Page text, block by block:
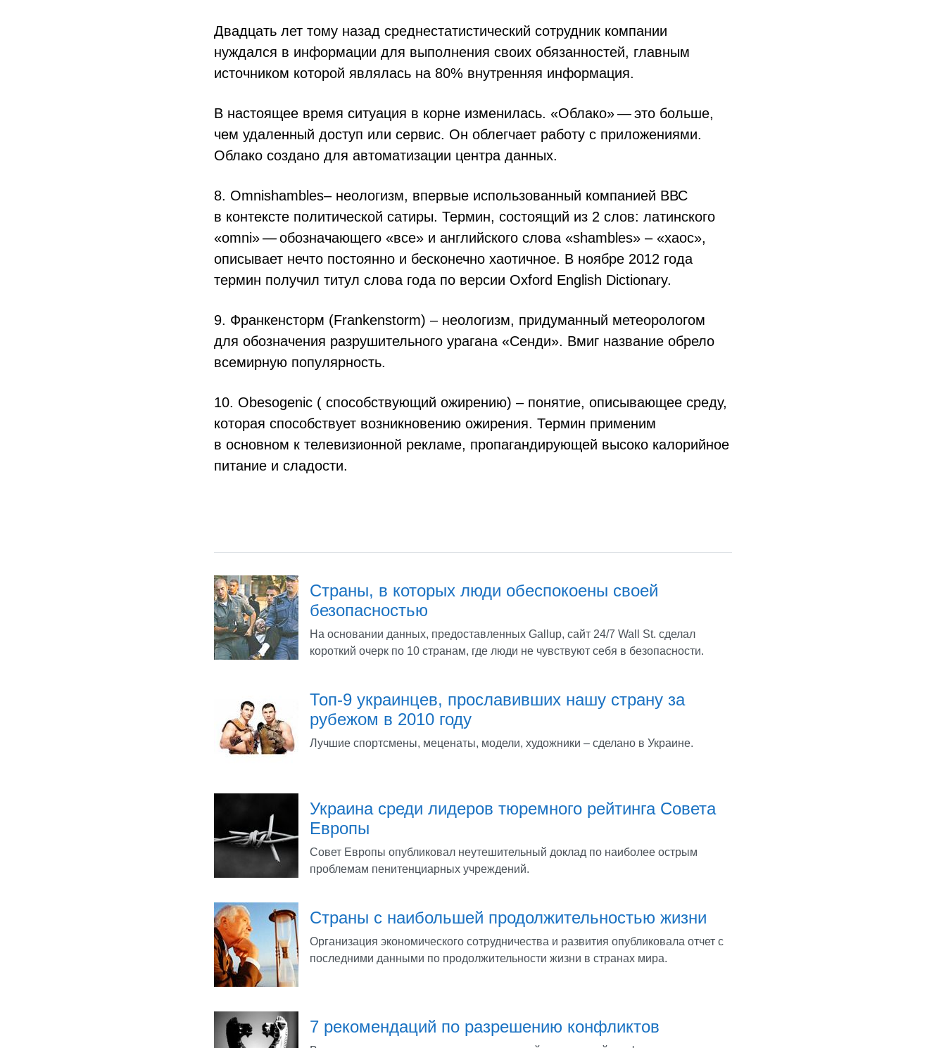
Двадцать лет тому назад среднестатистический сотрудник компании
нуждался в информации для выполнения своих обязанностей, главным
источником которой являлась на 80% внутренняя информация.
В настоящее время ситуация в корне изменилась. «Облако» — это больше,
чем удаленный доступ или сервис. Он облегчает работу с приложениями.
Облако создано для автоматизации центра данных.
8. Omnishambles– неологизм, впервые использованный компанией ВВС
в контексте политической сатиры. Термин, состоящий из 2 слов: латинского
«оmni» — обозначающего «все» и английского слова «shambles» – «хаос»,
описывает нечто постоянно и бесконечно хаотичное. В ноябре 2012 года
термин получил титул слова года по версии Oxford English Dictionary.
9. Франкенсторм (Frankenstorm) – неологизм, придуманный метеорологом
для обозначения разрушительного урагана «Сенди». Вмиг название обрело
всемирную популярность.
10. Obesogenic ( способствующий ожирению) – понятие, описывающее среду,
которая способствует возникновению ожирения. Термин применим
в основном к телевизионной рекламе, пропагандирующей высоко калорийное
питание и сладости.
Страны, в которых люди обеспокоены своей
безопасностью
На основании данных, предоставленных Gallup, сайт 24/7 Wall St. сделал
короткий очерк по 10 странам, где люди не чувствуют себя в безопасности.
Топ-9 украинцев, прославивших нашу страну за
рубежом в 2010 году
Лучшие спортсмены, меценаты, модели, художники – сделано в Украине.
Украина среди лидеров тюремного рейтинга Совета
Европы
Совет Европы опубликовал неутешительный доклад по наиболее острым
проблемам пенитенциарных учреждений.
Страны с наибольшей продолжительностью жизни
Организация экономического сотрудничества и развития опубликовала отчет с
последними данными по продолжительности жизни в странах мира.
7 рекомендаций по разрешению конфликтов